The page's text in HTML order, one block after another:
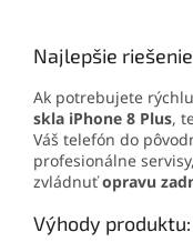
Najlepšie
Ak potrebujete
skla iPhone 8 Plus,
Váš telefón do
profesionálne
zvládnuť opravu
Výhody produktu: